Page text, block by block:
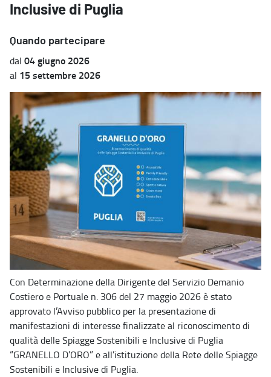
Inclusive di Puglia
Quando partecipare
dal 04 giugno 2026
al 15 settembre 2026
Con Determinazione della Dirigente del Servizio Demanio
Costiero e Portuale n. 306 del 27 maggio 2026 è stato
approvato l’Avviso pubblico per la presentazione di
manifestazioni di interesse finalizzate al riconoscimento di
qualità delle Spiagge Sostenibili e Inclusive di Puglia
“GRANELLO D’ORO” e all’istituzione della Rete delle Spiagge
Sostenibili e Inclusive di Puglia.